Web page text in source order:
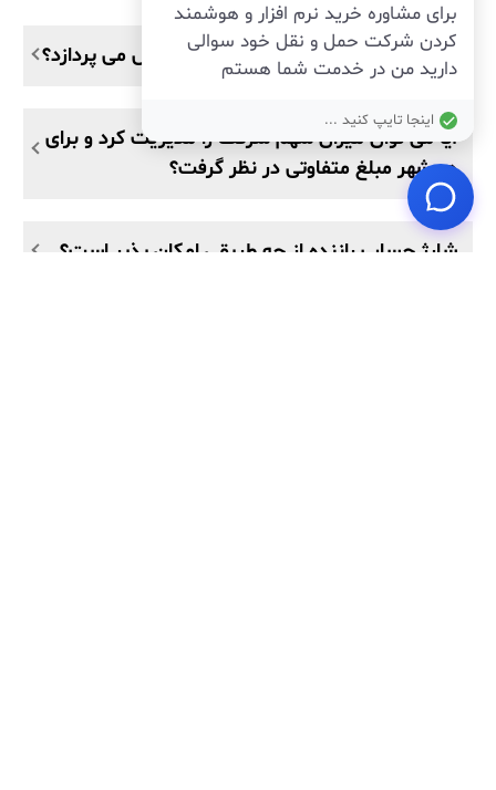
راننده چطور سهم شرکت را از هر سرویس می پردازد؟
آیا می توان میزان سهم شرکت را مدیریت کرد و برای
هر شهر مبلغ متفاوتی در نظر گرفت؟
شارژ حساب راننده از چه طریقی امکان پذیر است؟
برای مشاوره خرید نرم افزار و هوشمند
کردن شرکت حمل و نقل خود سوالی
دارید من در خدمت شما هستم
اینجا تایپ کنید ...